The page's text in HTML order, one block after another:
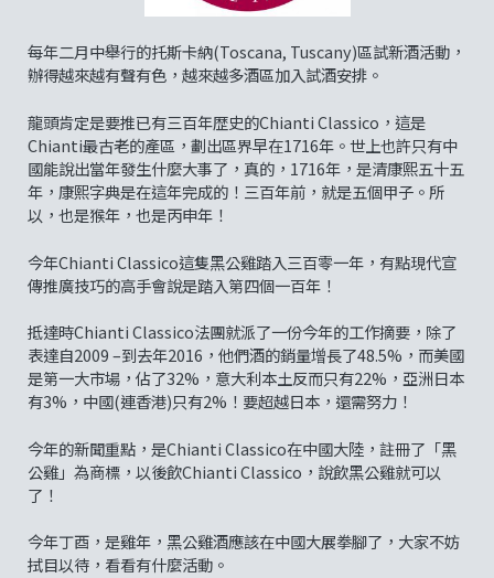
每年二月中舉行的托斯卡納(Toscana, Tuscany)區試新酒活動，
辦得越來越有聲有色，越來越多酒區加入試酒安排。
龍頭肯定是要推已有三百年歴史的Chianti Classico，這是
Chianti最古老的產區，劃出區界早在1716年。世上也許只有中
國能說出當年發生什麼大事了，真的，1716年，是清康熙五十五
年，康熙字典是在這年完成的！三百年前，就是五個甲子。所
以，也是猴年，也是丙申年！
今年Chianti Classico這隻黑公雞踏入三百零一年，有點現代宣
傳推廣技巧的高手會說是踏入第四個一百年！
抵達時Chianti Classico法團就派了一份今年的工作摘要，除了
表達自2009 –到去年2016，他們酒的銷量增長了48.5%，而美國
是第一大市場，佔了32%，意大利本土反而只有22%，亞洲日本
有3%，中國(連香港)只有2%！要超越日本，還需努力！
今年的新聞重點，是Chianti Classico在中國大陸，註冊了「黑
公雞」為商標，以後飲Chianti Classico，說飲黑公雞就可以
了！
今年丁酉，是雞年，黑公雞酒應該在中國大展拳腳了，大家不妨
拭目以待，看看有什麼活動。